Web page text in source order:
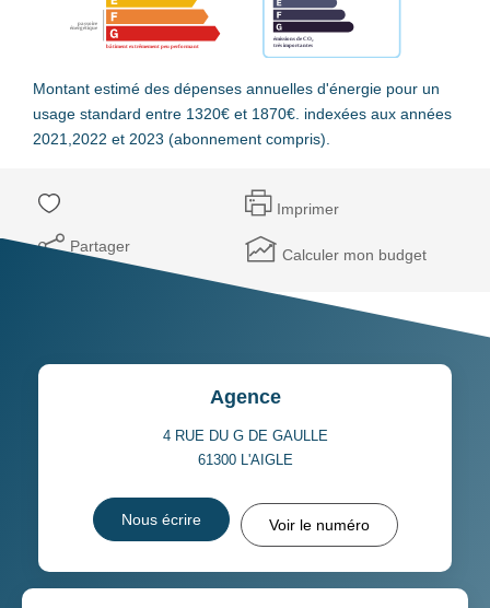
Montant estimé des dépenses annuelles d'énergie pour un
usage standard entre 1320€ et 1870€. indexées aux années
2021,2022 et 2023 (abonnement compris).
Imprimer
Partager Calculer mon budget
Agence
4 RUE DU G DE GAULLE
61300 L'AIGLE
Nous écrire Voir le numéro